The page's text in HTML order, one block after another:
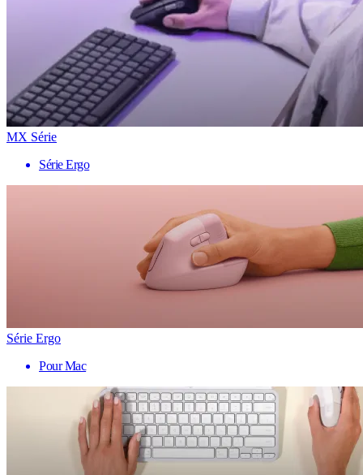
MX Série
Série Ergo
Série Ergo
Pour Mac